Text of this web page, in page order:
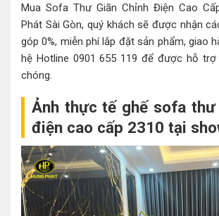
Mua Sofa Thư Giãn Chỉnh Điện Cao
Phát Sài Gòn, quý khách sẽ được nhận
góp 0%, miễn phí lắp đặt sản phẩm, giao
hệ Hotline 0901 655 119 để được hỗ trợ
chóng.
Ảnh thực tế ghế sofa thư
điện cao cấp 2310 tại